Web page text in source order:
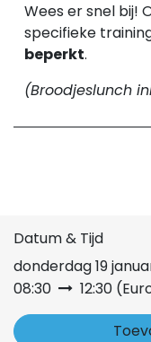
Wees er snel bij!
specifieke
beperkt.
(Broodjeslunch
Datum & Tijd
donderdag 19
08:30
12:30 (